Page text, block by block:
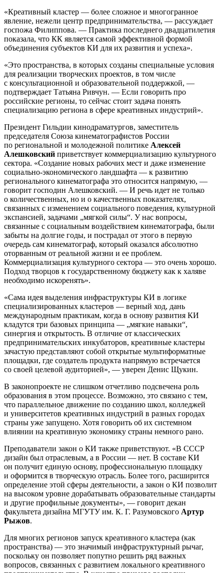
«Креативный кластер — более сложное и многогранное
явление, нежели центр предпринимательства, — рассуждает
госпожа Филиппова. — Практика последнего двадцатилетия
показала, что КК является самой эффективной формой
объединения субъектов КИ для их развития и успеха».
«Это пространства, в которых созданы специальные условия
для реализации творческих проектов, в том числе
с консультационной и образовательной поддержкой, —
подтверждает Татьяна Ривчун. — Если говорить про
российские регионы, то сейчас стоит задача понять
специализацию региона в сфере креативных индустрий».
Президент Гильдии кинодраматургов, заместитель
председателя Союза кинематографистов России
по региональной и молодежной политике Алексей
Алешковский приветствует коммерциализацию культурного
сектора. «Создание новых рабочих мест и даже изменение
социально-экономического ландшафта — к развитию
регионального кинематографа это относится напрямую, —
говорит господин Алешковский. — И речь идет не только
о количественных, но и о качественных показателях,
связанных с изменением социального поведения, культурной
экспансией, задачами „мягкой силы“. У нас вопросы,
связанные с социальным воздействием кинематографа, были
забыты на долгие годы, и пострадал от этого в первую
очередь сам кинематограф, который оказался абсолютно
оторванным от реальной жизни и ее проблем.
Коммерциализация культурного сектора — это очень хорошо.
Подход творцов к государственному бюджету как к халяве
необходимо искоренять».
«Сама идея выделения инфраструктуры КИ в логике
специализированных кластеров — верный ход, дань
международным практикам, когда в основу развития КИ
кладутся три базовых принципа — „мягкие навыки“,
синергия и открытость. В отличие от классических
предпринимательских инкубаторов, креативные кластеры
зачастую представляют собой открытые мультиформатные
площадки, где создатель продукта напрямую встречается
со своей целевой аудиторией», — уверен Денис Щукин.
В законопроекте не слишком отчетливо подсвечена роль
образования в этом процессе. Возможно, это связано с тем,
что параллельное движение по созданию школ, колледжей
и университетов креативных индустрий в разных городах
страны уже запущено. Хотя говорить об их системном
влиянии на креативную экономику страны немного рано.
Преподаватели закон о КИ также приветствуют. «В СССР
дизайн был отраслевым, а в России — нет. В составе КИ
он получит единую основу, профессиональную площадку
и оформится в творческую отрасль. Более того, расширится
определение этой сферы деятельности, а закон о КИ позволит
на высоком уровне дорабатывать образовательные стандарты
и другие профильные документы», — говорит декан
факультета дизайна МГУТУ им. К. Г. Разумовского Артур
Рыжов.
Для многих регионов запуск креативного кластера (как
пространства) — это значимый инфраструктурный рычаг,
поскольку он позволяет попутно решить ряд важных
вопросов, связанных с развитием локального креативного